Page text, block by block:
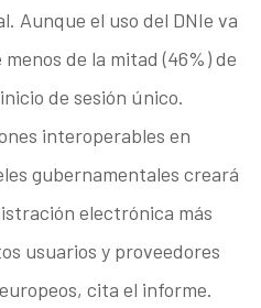
Aunque el uso del DNIe va
de la mitad (46%) de
de sesión único.
interoperables en
gubernamentales creará
electrónica más
usuarios y proveedores
cita el informe.